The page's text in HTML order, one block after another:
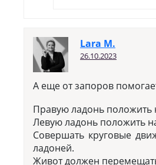
Lara M.
26.10.2023
А еще от запоров
Правую ладонь положить
Левую ладонь положить
Совершать круговые
ладоней.
Живот должен